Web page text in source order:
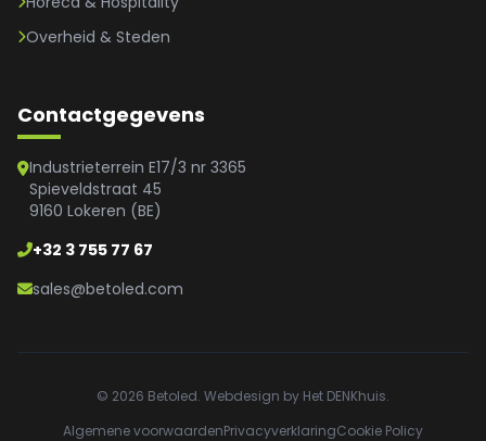
Overheid & Steden
Contactgegevens
Industrieterrein E17/3 nr 3365
Spieveldstraat 45
9160 Lokeren (BE)
+32 3 755 77 67
sales@betoled.com
© 2026 Betoled. Webdesign by Het DENKhuis.
Algemene voorwaardenPrivacyverklaringCookie Policy